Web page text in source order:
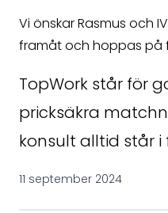
Vi önskar Rasmus och
framåt och hoppas på
TopWork står för
pricksäkra
konsult alltid står i
11 september 2024